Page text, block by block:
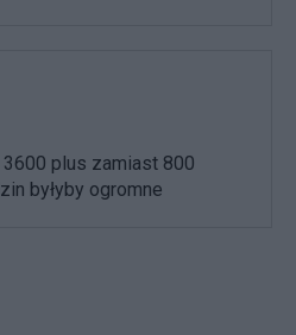
plus zamiast 800
byłyby ogromne